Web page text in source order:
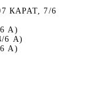
КАРАТ, 7/6
А)
6 А)
А)